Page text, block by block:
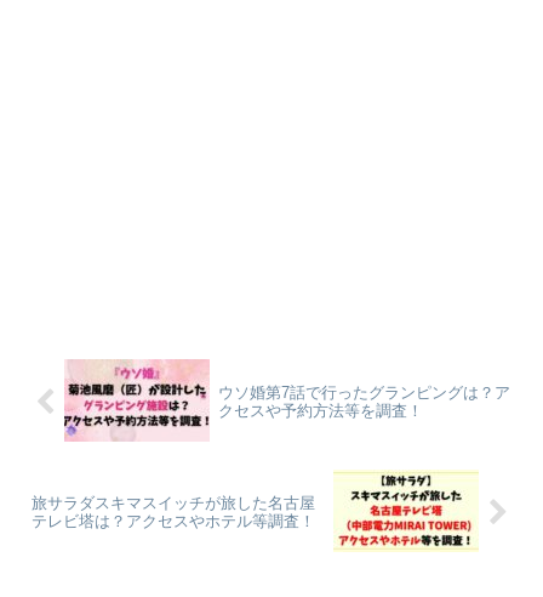
ウソ婚第7話で行ったグランピングは？ア
クセスや予約方法等を調査！
旅サラダスキマスイッチが旅した名古屋
テレビ塔は？アクセスやホテル等調査！